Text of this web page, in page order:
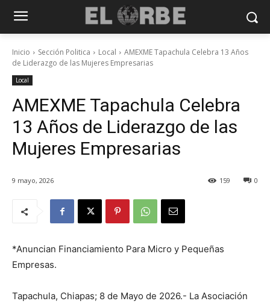
Inicio Sección Politica Local
AMEXME Tapachula Celebra 13 Años
de Liderazgo de las Mujeres Empresarias
Local
AMEXME Tapachula Celebra
13 Años de Liderazgo de las
Mujeres Empresarias
9 mayo, 2026 0
159
*Anuncian Financiamiento Para Micro y Pequeñas
Empresas.
Tapachula, Chiapas; 8 de Mayo de 2026.- La Asociación